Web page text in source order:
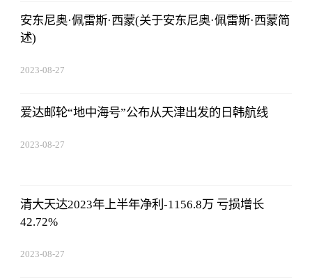
安东尼奥·佩雷斯·西蒙(关于安东尼奥·佩雷斯·西蒙简
述)
2023-08-27
爱达邮轮“地中海号”公布从天津出发的日韩航线
2023-08-27
清大天达2023年上半年净利-1156.8万 亏损增长
42.72%
2023-08-27